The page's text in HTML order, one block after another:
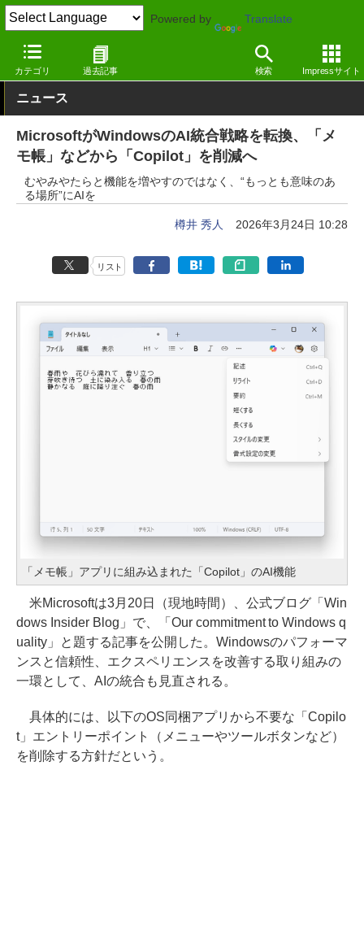
Powered by Translate
カテゴリ 過去記事 検索 Impressサイト
窓の杜 生成AI Copilot
ニュース
MicrosoftがWindowsのAI統合戦略を転換、「メ
モ帳」などから「Copilot」を削減へ
むやみやたらと機能を増やすのではなく、“もっとも意味のあ
る場所”にAIを
樽井 秀人 2026年3月24日 10:28
リスト
「メモ帳」アプリに組み込まれた「Copilot」のAI機能
米Microsoftは3月20日（現地時間）、公式ブログ「Win
dows Insider Blog」で、「Our commitment to Windows q
uality」と題する記事を公開した。Windowsのパフォーマ
ンスと信頼性、エクスペリエンスを改善する取り組みの
一環として、AIの統合も見直される。
具体的には、以下のOS同梱アプリから不要な「Copilo
t」エントリーポイント（メニューやツールボタンなど）
を削除する方針だという。